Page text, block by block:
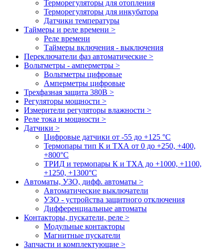
Терморегуляторы для отопления
Терморегуляторы для инкубатора
Датчики температуры
Таймеры и реле времени >
Реле времени
Таймеры включения - выключения
Переключатели фаз автоматические >
Вольтметры - амперметры >
Вольтметры цифровые
Амперметры цифровые
Трехфазная защита 380В >
Регуляторы мощности >
Измерители регуляторы влажности >
Реле тока и мощности >
Датчики >
Цифровые датчики от -55 до +125 °С
Термопары тип К и ТХА от 0 до +250, +400,
+800°C
ТРИД и термопары К и ТХА до +1000, +1100,
+1250, +1300°C
Автоматы, УЗО, дифф. автоматы >
Автоматические выключатели
УЗО - устройства защитного отключения
Дифференциальные автоматы
Контакторы, пускатели, реле >
Модульные контакторы
Магнитные пускатели
Запчасти и комплектующие >